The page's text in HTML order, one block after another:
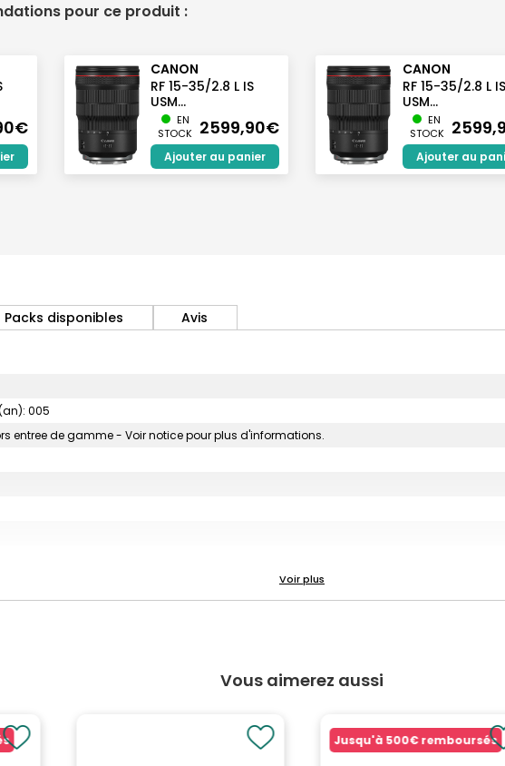
pour ce produit :
CANON
RF 15-35/2.8 L IS
USM...
2599,90€
EN
STOCK
Ajouter au panier
CANON
RF 15-35/2.8 L IS
USM...
EN
STOCK
Ajouter au
Packs disponibles Avis
005
entree de gamme - Voir notice pour plus d'informations.
Vous aimerez aussi
Jusqu'à 500€ remboursés